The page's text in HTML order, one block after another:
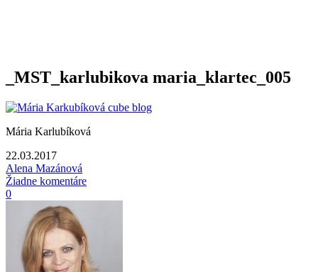
_MST_karlubikova maria_klartec_005
Mária Karlubíková
22.03.2017
Alena Mazánová
Žiadne komentáre
0